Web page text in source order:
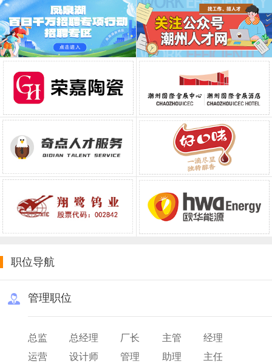
职位导航
管理职位
总监 总经理 厂长 主管
经理
运营
设计师 管理 助理
主任